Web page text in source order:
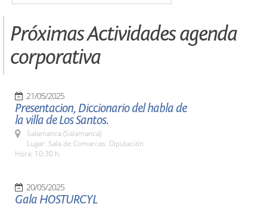
Próximas Actividades agenda
corporativa
21/05/2025
Presentacion, Diccionario del habla de
la villa de Los Santos.
Salamanca (Salamanca)
Lugar: Sala de Comarcas. Diputación
Hora: 10:30 h.
20/05/2025
Gala HOSTURCYL